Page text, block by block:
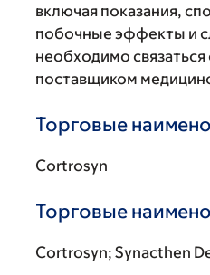
включая показания,
побочные эффекты и
необходимо
поставщиком
Торговые
Cortrosyn
Торговые
Cortrosyn; Synacthen